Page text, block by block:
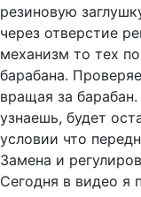
резиновую
через отверстие
механизм то тех
барабана.
вращая за
узнаешь, будет
условии что
Замена и
Сегодня в видео я